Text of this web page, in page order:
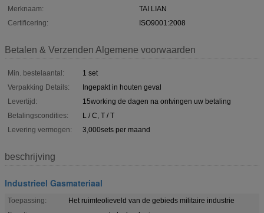
Merknaam:
TAI LIAN
Certificering:
ISO9001:2008
Betalen & Verzenden Algemene voorwaarden
Min. bestelaantal:
1 set
Verpakking Details:
Ingepakt in houten geval
Levertijd:
15working de dagen na ontvingen uw betaling
Betalingscondities:
L / C, T / T
Levering vermogen:
3,000sets per maand
beschrijving
Industrieel Gasmateriaal
Toepassing:
Het ruimteolieveld van de gebieds militaire industrie